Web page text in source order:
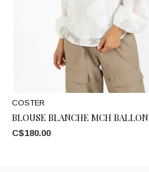
COSTER
BLOUSE BLANCHE MCH BALLON
C$180.00